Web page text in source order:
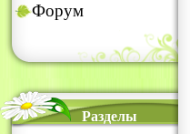
Форум
Разделы